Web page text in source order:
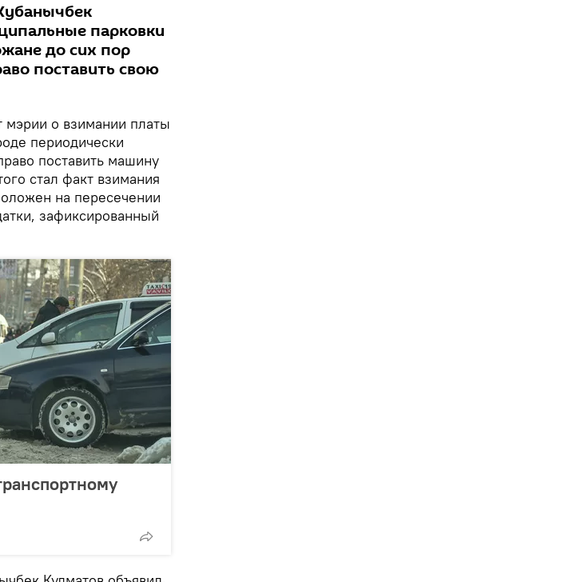
парковки
до сих пор
поставить свою
мэрии о взимании платы
периодически
поставить машину
стал факт взимания
на пересечении
зафиксированный